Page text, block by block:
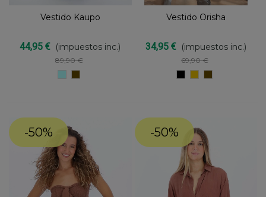
Vestido Kaupo
44,95 € (impuestos inc.)
89,90 €
TURQUESA
Marron
Vestido Orisha
34,95 € (impuestos inc.)
69,90 €
NEGRO
BEIGEMarron
-50% -50%